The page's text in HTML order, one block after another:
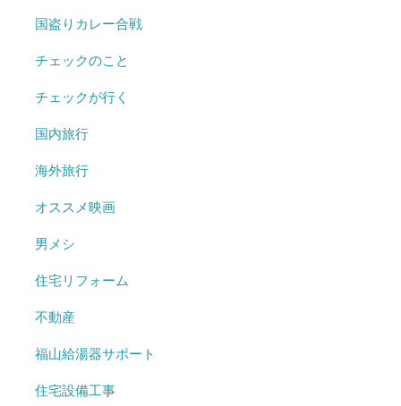
国盗りカレー合戦
チェックのこと
チェックが行く
国内旅行
海外旅行
オススメ映画
男メシ
住宅リフォーム
不動産
福山給湯器サポート
住宅設備工事